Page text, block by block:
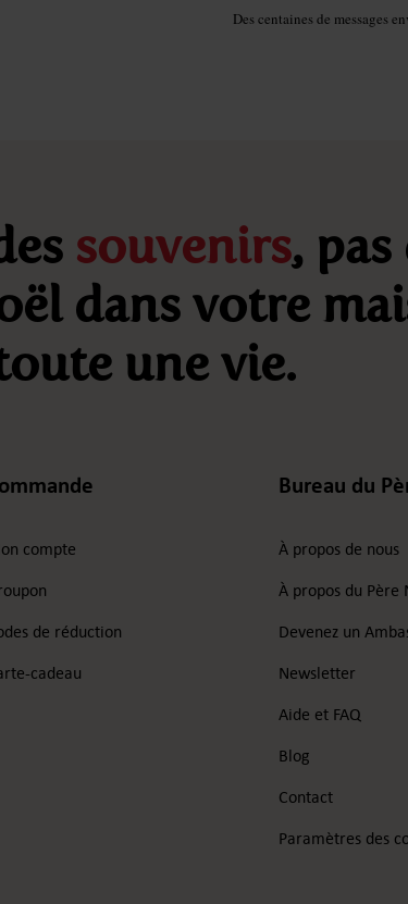
Des centaines de messages
souvenirs,
dans votre
une vie.
compte
de réduction
cadeau
Bureau du
À propos de nous
À propos du Père
Devenez un
Newsletter
Aide et FAQ
Blog
Contact
Paramètres des